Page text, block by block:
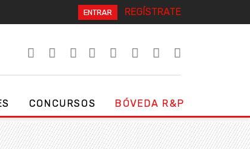
ENTRAR REGÍSTRATE
CONCURSOS BÓVEDA R&P